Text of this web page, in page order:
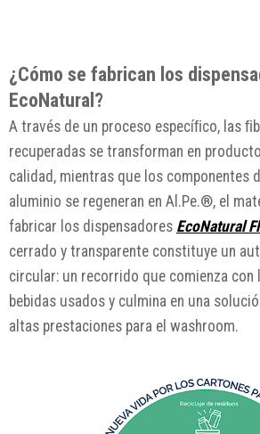
¿Cómo se fabrican los
EcoNatural?
A través de un proceso especíﬁco, las
recuperadas se transforman en
calidad, mientras que los componentes
aluminio se regeneran en Al.Pe.®, el
fabricar los dispensadores EcoNatural
cerrado y transparente constituye un
circular: un recorrido que comienza con
bebidas usados y culmina en una
altas prestaciones para el washroom.